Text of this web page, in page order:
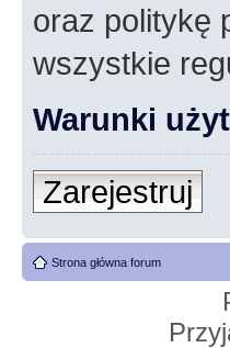
oraz politykę
wszystkie
Warunki
Zarejestruj
Strona główna forum